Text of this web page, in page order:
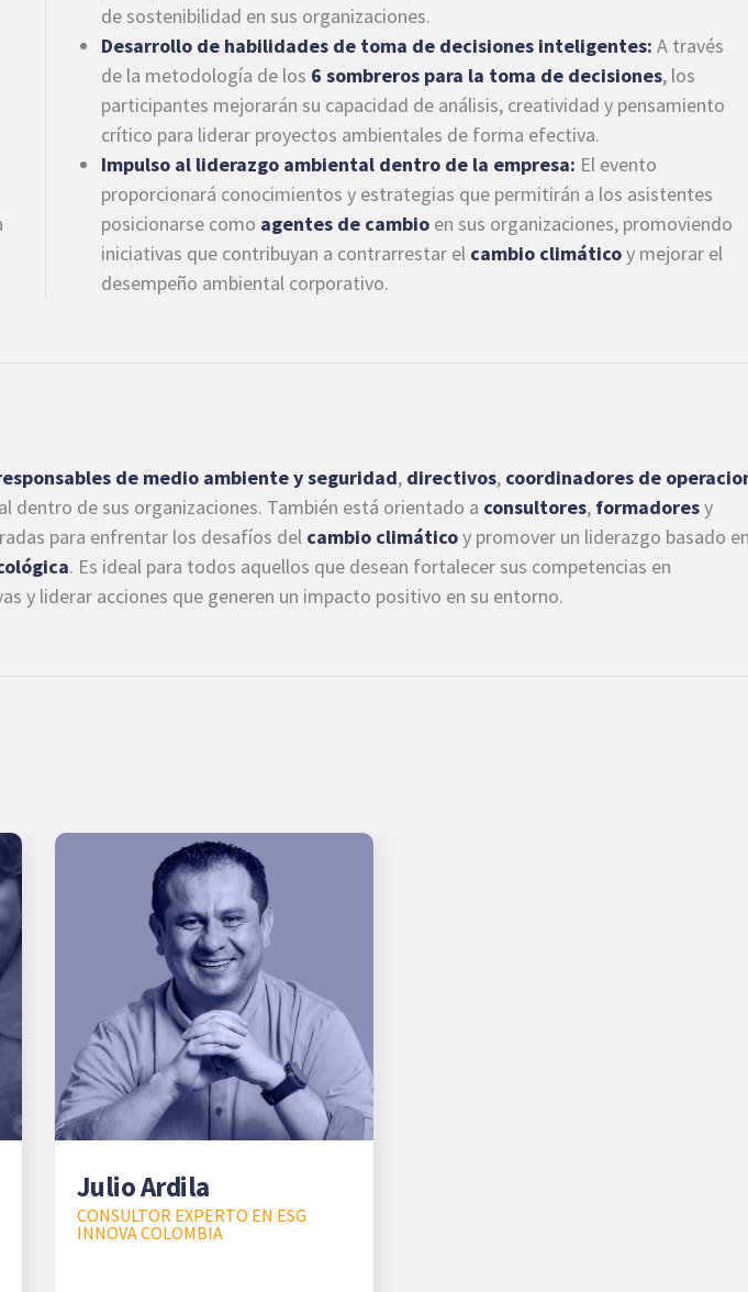
de sostenibilidad en sus organizaciones.
Desarrollo de habilidades de toma de decisiones inteligentes: A través
de la metodología de los 6 sombreros para la toma de decisiones, los
participantes mejorarán su capacidad de análisis, creatividad y pensamiento
crítico para liderar proyectos ambientales de forma efectiva.
Impulso al liderazgo ambiental dentro de la empresa: El evento
proporcionará conocimientos y estrategias que permitirán a los asistentes
posicionarse como agentes de cambio en sus organizaciones, promoviendo
iniciativas que contribuyan a contrarrestar el cambio climáticoy mejorar el
desempeño ambiental corporativo.
de medio ambiente y seguridad, directivos, coordinadores de
de sus organizaciones. También está orientado a consultores, formadoresy
para enfrentar los desafíos del cambio climáticoy promover un liderazgo basado
. Es ideal para todos aquellos que desean fortalecer sus competencias en
y liderar acciones que generen un impacto positivo en su entorno.
Julio Ardila
CONSULTOR EXPERTO EN ESG
INNOVA COLOMBIA